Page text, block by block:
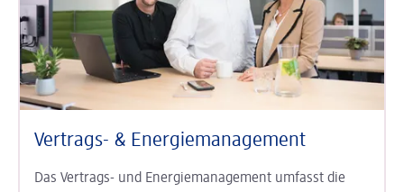
Vertrags- & Energiemanagement
Das Vertrags- und Energiemanagement umfasst die